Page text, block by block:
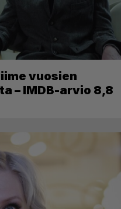
vuosien
– IMDB-arvio 8,8